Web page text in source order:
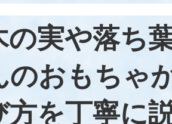
の実や落ち
のおもちゃ
方を丁寧に